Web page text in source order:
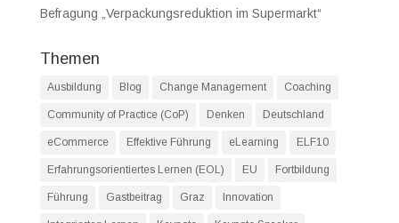
Befragung „Verpackungsreduktion im Supermarkt“
Themen
Ausbildung Blog Change Management Coaching
Community of Practice (CoP) Denken Deutschland
eCommerce Effektive Führung eLearning ELF10
Erfahrungsorientiertes Lernen (EOL) EU Fortbildung
Führung Gastbeitrag Graz Innovation